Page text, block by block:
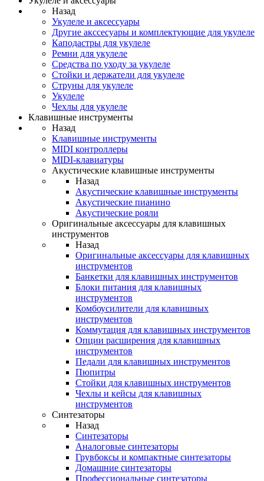
Назад
Укулеле и аксессуары
Другие акссесуары и комплектующие для укулеле
Каподастры для укулеле
Ремни для укулеле
Средства по уходу за укулеле
Стойки и держатели для укулеле
Струны для укулеле
Укулеле
Чехлы для укулеле
Клавишные инструменты
Назад
Клавишные инструменты
MIDI контроллеры
MIDI-клавиатуры
Акустические клавишные инструменты
Назад
Акустические клавишные инструменты
Акустические пианино
Акустические рояли
Оригинальные аксессуары для клавишных
инструментов
Назад
Оригинальные аксессуары для клавишных
инструментов
Банкетки для клавишных инструментов
Блоки питания для клавишных
инструментов
Комбоусилители для клавишных
инструментов
Коммутация для клавишных инструментов
Опции расширения для клавишных
инструментов
Педали для клавишных инструментов
Пюпитры
Стойки для клавишных инструментов
Чехлы и кейсы для клавишных
инструментов
Синтезаторы
Назад
Синтезаторы
Аналоговые синтезаторы
Грувбоксы и компактные синтезаторы
Домашние синтезаторы
Профессиональные синтезаторы